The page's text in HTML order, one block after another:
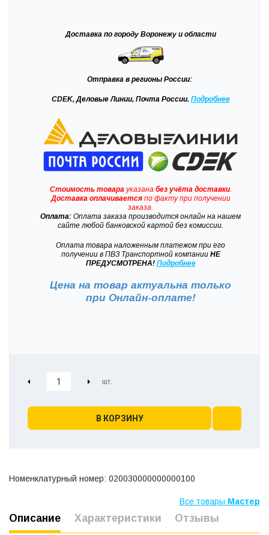
Доставка по городу Воронежу и области
Отправка в регионы России:
CDEK, Деловые Линии, Почта России. Подробнее
Стоимость товарауказана без учёта доставки.
Доставкаоплачиваетсяпо факту при получении
заказа.
Оплата: Оплата заказа производится онлайн на нашем
сайте любой банковской картой без комиссии.
Оплата товара наложенным платежом при его
получении в ПВЗ Транспортной компанииНЕ
ПРЕДУСМОТРЕНА! Подробнее
Цена на товар актуальна только
при Онлайн-оплате!
В КОРЗИНУ
Номенклатурный номер: 020030000000000100
Все товары Мастер
Описание Характеристики Отзывы